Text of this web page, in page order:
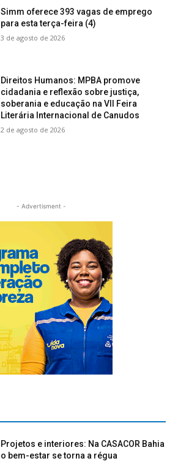
Simm oferece 393 vagas de emprego
para esta terça-feira (4)
3 de agosto de 2026
Direitos Humanos: MPBA promove
cidadania e reflexão sobre justiça,
soberania e educação na VII Feira
Literária Internacional de Canudos
2 de agosto de 2026
- Advertisment -
Projetos e interiores: Na CASACOR Bahia
o bem-estar se torna a régua